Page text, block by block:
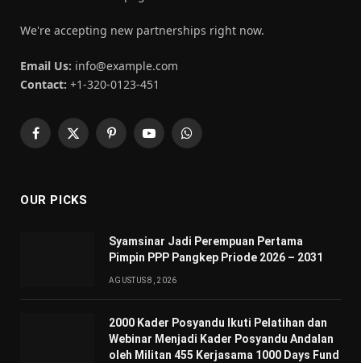
We're accepting new partnerships right now.
Email Us: info@example.com
Contact: +1-320-0123-451
Facebook
X
PinterestYouTubeWhatsApp
OUR PICKS
Syamsinar Jadi Perempuan Pertama
Pimpin PPP Pangkep Priode 2026 – 2031
AGUSTUS 8, 2026
2000 Kader Posyandu Ikuti Pelatihan dan
Webinar Menjadi Kader Posyandu Andalan
oleh Militan 455 Kerjasama 1000 Days Fund